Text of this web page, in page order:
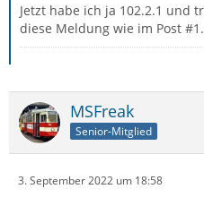
Jetzt habe ich ja 102.2.1 und
diese Meldung wie im Post #1.
MSFreak
Senior-Mitglied
3. September 2022 um 18:58